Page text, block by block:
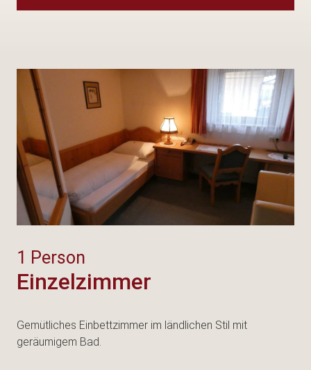
Einzelzimmer
1 Person
Gemütliches Einbettzimmer im ländlichen Stil mit
geräumigem Bad.